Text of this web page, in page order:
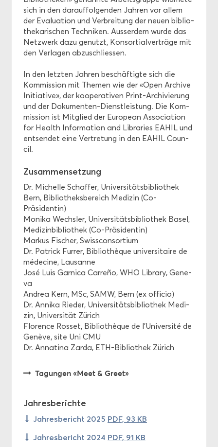
sich in den dar­auf­fol­gen­den Jah­ren vor allem
der Eva­lua­ti­on und Ver­brei­tung der neuen bi­blio­
the­ka­ri­schen Tech­ni­ken. Aus­ser­dem wurde das
Netz­werk dazu ge­nutzt, Kon­sor­ti­al­ver­trä­ge mit
den Ver­la­gen ab­zu­schlies­sen.
In den letz­ten Jah­ren be­schäf­tig­te sich die
Kom­mis­si­on mit The­men wie der «Open Ar­chi­ve
In­itia­ti­ve», der ko­ope­ra­ti­ven Print-​Archivierung
und der Dokumenten-​Dienstleistung. Die Kom­
mis­si­on ist Mit­glied der Eu­rope­an As­so­cia­ti­on
for Health In­for­ma­ti­on and Li­bra­ries EAHIL und
ent­sen­det eine Ver­tre­tung in den EAHIL Coun­
cil.
Zu­sam­men­set­zung
Dr. Mi­chel­le Schaf­fer, Uni­ver­si­täts­bi­blio­thek
Bern, Bi­blio­theks­be­reich Me­di­zin (Co-​
Präsidentin)
Mo­ni­ka Wechs­ler, Uni­ver­si­täts­bi­blio­thek Basel,
Me­di­zin­bi­blio­thek (Co-​Präsidentin)
Mar­kus Fi­scher, Swiss­con­sor­ti­um
Dr. Pa­trick Fur­rer, Bibliothèque uni­ver­si­taire de
médecine, Lau­sanne
José Luis Gar­ni­ca Carreño, WHO Li­bra­ry, Gen­e­
va
An­drea Kern, MSc, SAMW, Bern (ex of­fi­cio)
Dr. An­ni­ka Rie­der, Uni­ver­si­täts­bi­blio­thek Me­di­
zin, Uni­ver­si­tät Zü­rich
Flo­rence Ros­set, Bibliothèque de l’Université de
Genève, site Uni CMU
Dr. An­na­ti­na Zarda, ETH-​Bibliothek Zü­rich
Ta­gun­gen «Meet & Greet»
Jah­res­be­rich­te
Jah­res­be­richt 2025 PDF, 93 KB
Jah­res­be­richt 2024 PDF, 91 KB